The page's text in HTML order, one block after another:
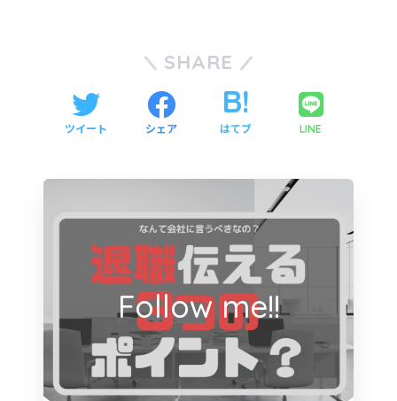
SHARE
ツイート シェア はてブ LINE
Follow me!!